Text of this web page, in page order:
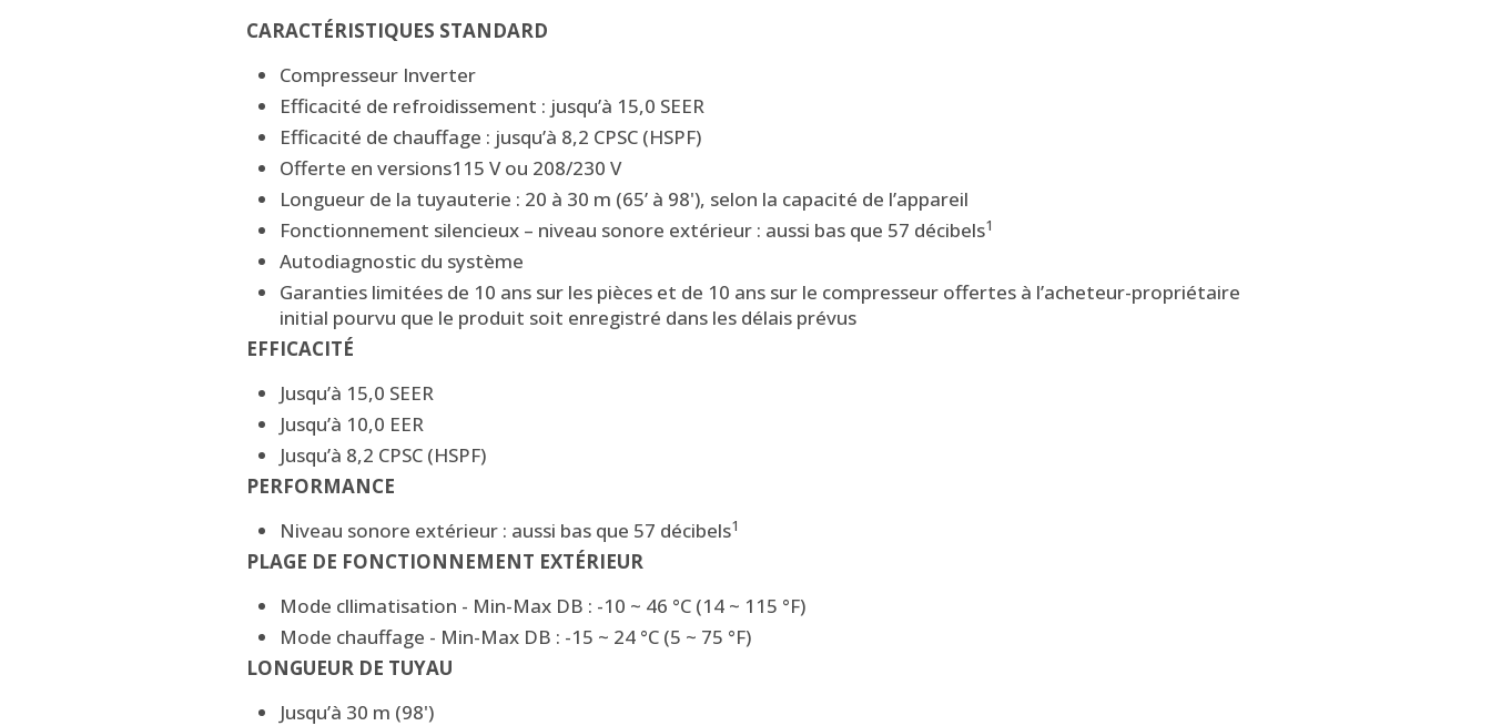
CARACTÉRISTIQUES STANDARD
Compresseur Inverter
Efficacité de refroidissement : jusqu’à 15,0 SEER
Efficacité de chauffage : jusqu’à 8,2 CPSC (HSPF)
Offerte en versions115 V ou 208/230 V
Longueur de la tuyauterie : 20 à 30 m (65’ à 98'), selon la capacité de l’appareil
Fonctionnement silencieux – niveau sonore extérieur : aussi bas que 57 décibels1
Autodiagnostic du système
Garanties limitées de 10 ans sur les pièces et de 10 ans sur le compresseur offertes à l’acheteur-propriétaire
initial pourvu que le produit soit enregistré dans les délais prévus
EFFICACITÉ
Jusqu’à 15,0 SEER
Jusqu’à 10,0 EER
Jusqu’à 8,2 CPSC (HSPF)
PERFORMANCE
Niveau sonore extérieur : aussi bas que 57 décibels1
PLAGE DE FONCTIONNEMENT EXTÉRIEUR
Mode cllimatisation - Min-Max DB : -10 ~ 46 °C (14 ~ 115 °F)
Mode chauffage - Min-Max DB : -15 ~ 24 °C (5 ~ 75 °F)
LONGUEUR DE TUYAU
Jusqu’à 30 m (98')